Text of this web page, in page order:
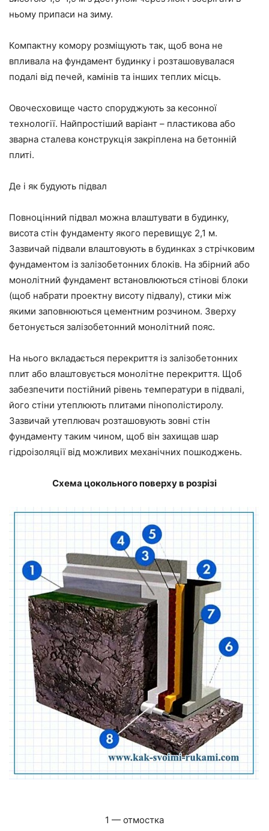
ньому припаси на зиму.
Компактну комору розміщують так, щоб вона не
впливала на фундамент будинку і розташовувалася
подалі від печей, камінів та інших теплих місць.
Овочесховище часто споруджують за кесонної
технології. Найпростіший варіант – пластикова або
зварна сталева конструкція закріплена на бетонній
плиті.
Де і як будують підвал
Повноцінний підвал можна влаштувати в будинку,
висота стін фундаменту якого перевищує 2,1 м.
Зазвичай підвали влаштовують в будинках з стрічковим
фундаментом із залізобетонних блоків. На збірний або
монолітний фундамент встановлюються стінові блоки
(щоб набрати проектну висоту підвалу), стики між
якими заповнюються цементним розчином. Зверху
бетонується залізобетонний монолітний пояс.
На нього вкладається перекриття із залізобетонних
плит або влаштовується монолітне перекриття. Щоб
забезпечити постійний рівень температури в підвалі,
його стіни утеплюють плитами пінополістиролу.
Зазвичай утеплювач розташовують зовні стін
фундаменту таким чином, щоб він захищав шар
гідроізоляції від можливих механічних пошкоджень.
Схема цокольного поверху в розрізі
1 — отмостка